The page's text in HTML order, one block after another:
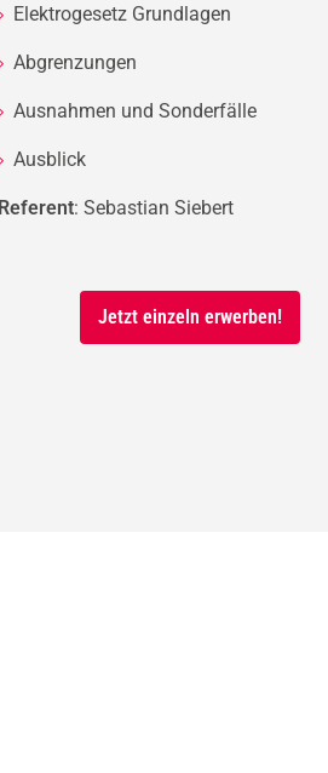
Elektrogesetz Grundlagen
Abgrenzungen
Ausnahmen und Sonderfälle
Ausblick
Referent: Sebastian Siebert
Jetzt einzeln erwerben!